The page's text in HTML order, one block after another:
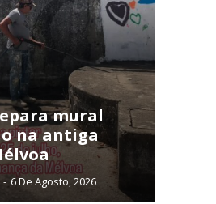
mural
na antiga
- 6 De Agosto, 2026